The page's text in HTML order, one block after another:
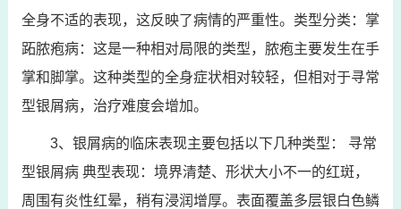
全身不适的表现，这反映了病情的严重性。类型分类：掌
跖脓疱病：这是一种相对局限的类型，脓疱主要发生在手
掌和脚掌。这种类型的全身症状相对较轻，但相对于寻常
型银屑病，治疗难度会增加。
3、银屑病的临床表现主要包括以下几种类型： 寻常
型银屑病 典型表现：境界清楚、形状大小不一的红斑，
周围有炎性红晕，稍有浸润增厚。表面覆盖多层银白色鳞